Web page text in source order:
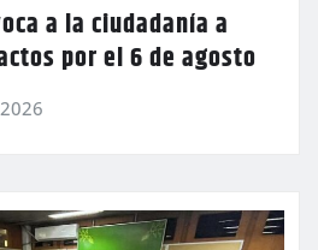
a la ciudadanía a
por el 6 de agosto